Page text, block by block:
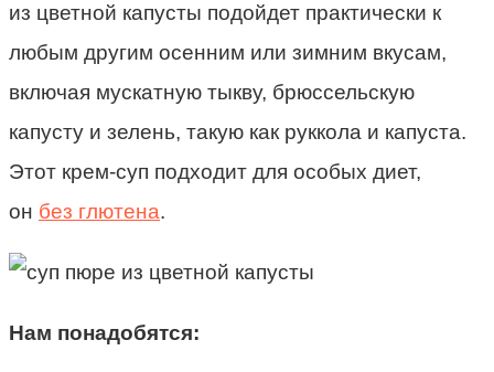
из цветной капусты подойдет практически к
любым другим осенним или зимним вкусам,
включая мускатную тыкву, брюссельскую
капусту и зелень, такую ​​как руккола и капуста.
Этот крем-суп подходит для особых диет,
он без глютена.
Нам понадобятся: